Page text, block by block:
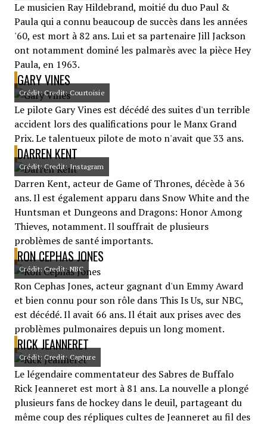
Le musicien Ray Hildebrand, moitié du duo Paul &
Paula qui a connu beaucoup de succès dans les années
'60, est mort à 82 ans. Lui et sa partenaire Jill Jackson
ont notamment dominé les palmarès avec la pièce Hey
Paula, en 1963.
GARY VINES
Crédit: Credit: Courtoisie
Le pilote Gary Vines est décédé des suites d'un terrible
accident lors des qualifications pour le Manx Grand
Prix. Le talentueux pilote de moto n'avait que 33 ans.
DARREN KENT
Crédit: Credit: Instagram
Darren Kent, acteur de Game of Thrones, décède à 36
ans. Il est également apparu dans Snow White and the
Huntsman et Dungeons and Dragons: Honor Among
Thieves, notamment. Il souffrait de plusieurs
problèmes de santé importants.
RON CEPHAS JONES
Crédit: Credit: NBC
Ron Cephas Jones, acteur gagnant d'un Emmy Award
et bien connu pour son rôle dans This Is Us, sur NBC,
est décédé. Il avait 66 ans. Il était aux prises avec des
problèmes pulmonaires depuis un long moment.
RICK JEANNERET
Crédit: Credit: Capture
Le légendaire commentateur des Sabres de Buffalo
Rick Jeanneret est mort à 81 ans. La nouvelle a plongé
plusieurs fans de hockey dans le deuil, partageant du
même coup des répliques cultes de Jeanneret au fil des